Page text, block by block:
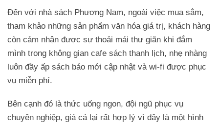
Đến với nhà sách Phương Nam, ngoài việc mua sắm,
tham khảo những sản phẩm văn hóa giá trị, khách hàng
còn cảm nhận được sự thoải mái thư giãn khi đắm
mình trong không gian cafe sách thanh lịch, nhẹ nhàng
luôn đầy ấp sách báo mới cập nhật và wi-fi được phục
vụ miễn phí.
Bên cạnh đó là thức uống ngon, đội ngũ phục vụ
chuyên nghiệp, giá cả lại rất hợp lý vì đây là một hình